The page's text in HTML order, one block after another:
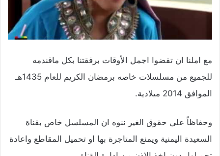
مع املنا ان تقضوا اجمل الأوقات برفقتنا بكل ماقندمه
للجميع من مسلسلات خاصه برمضان الكريم للعام 1435هـ
الموافق 2014 ميلادية.
وحفاظاً على حقوق الغير ننوه ان المسلسل خاص بقناة
السعيدة اليمنية ويمنع المتاجرة بها او تحميل المقاطع واعادة